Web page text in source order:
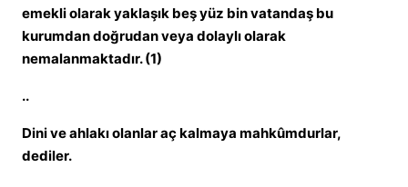
emekli olarak yaklaşık beş yüz bin vatandaş bu
kurumdan doğrudan veya dolaylı olarak
nemalanmaktadır. (1)
..
Dini ve ahlakı olanlar aç kalmaya mahkûmdurlar,
dediler.